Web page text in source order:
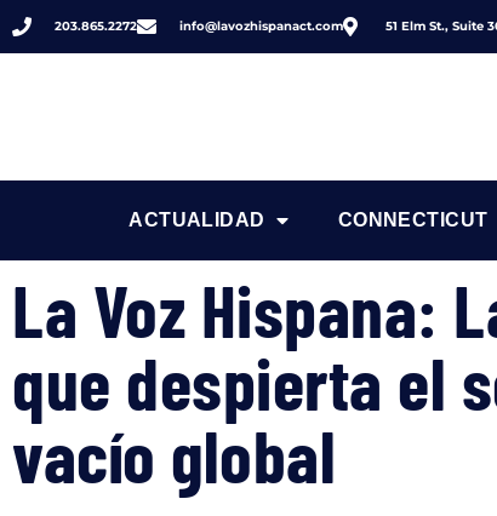
203.865.2272 info@lavozhispanact.com 51 Elm St., Suite
ACTUALIDAD CONNECTICUT
La Voz Hispana:
que despierta el
vacío global